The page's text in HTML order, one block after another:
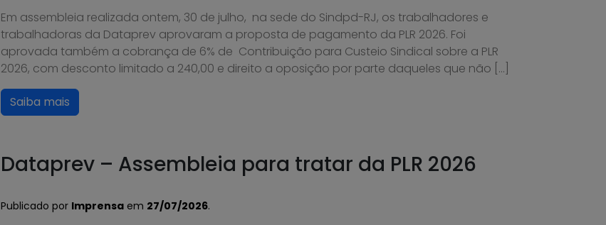
Em assembleia realizada ontem, 30 de julho, na sede do Sindpd-RJ, os trabalhadores e
trabalhadoras da Dataprev aprovaram a proposta de pagamento da PLR 2026. Foi
aprovada também a cobrança de 6% de Contribuição para Custeio Sindical sobre a PLR
2026, com desconto limitado a 240,00 e direito a oposição por parte daqueles que não […]
Saiba mais
Dataprev – Assembleia para tratar da PLR 2026
Publicado por Imprensa em 27/07/2026.